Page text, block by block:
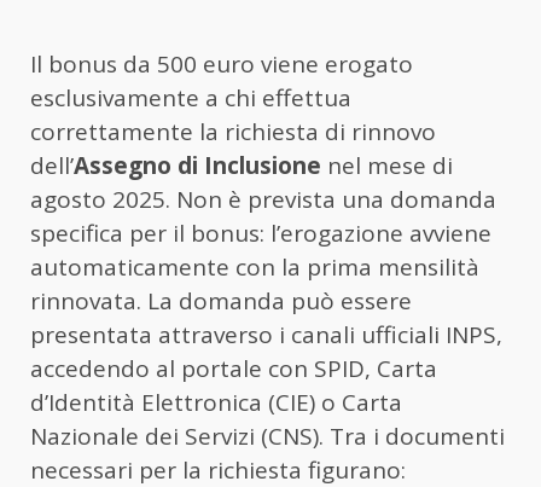
Il bonus da 500 euro viene erogato
esclusivamente a chi effettua
correttamente la richiesta di rinnovo
dell’Assegno di Inclusione nel mese di
agosto 2025. Non è prevista una domanda
specifica per il bonus: l’erogazione avviene
automaticamente con la prima mensilità
rinnovata. La domanda può essere
presentata attraverso i canali ufficiali INPS,
accedendo al portale con SPID, Carta
d’Identità Elettronica (CIE) o Carta
Nazionale dei Servizi (CNS). Tra i documenti
necessari per la richiesta figurano: